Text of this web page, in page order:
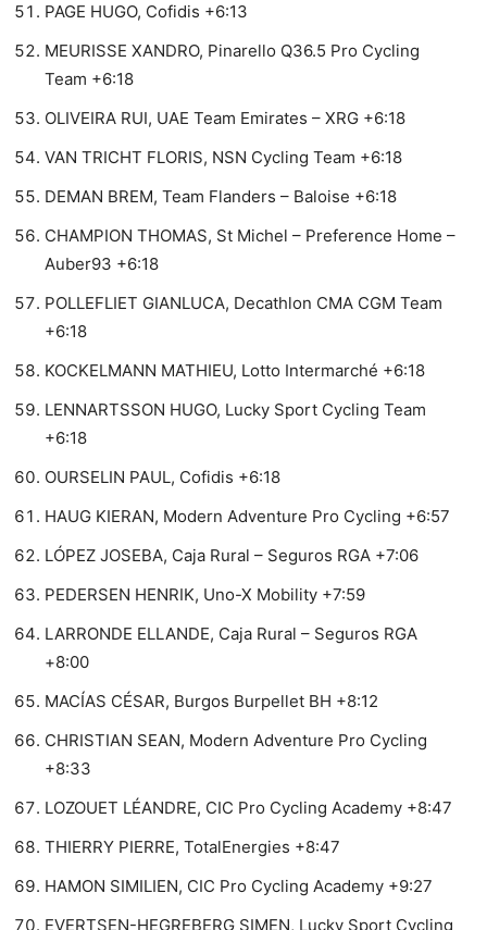
PAGE HUGO, Cofidis +6:13
MEURISSE XANDRO, Pinarello Q36.5 Pro Cycling
Team +6:18
OLIVEIRA RUI, UAE Team Emirates – XRG +6:18
VAN TRICHT FLORIS, NSN Cycling Team +6:18
DEMAN BREM, Team Flanders – Baloise +6:18
CHAMPION THOMAS, St Michel – Preference Home –
Auber93 +6:18
POLLEFLIET GIANLUCA, Decathlon CMA CGM Team
+6:18
KOCKELMANN MATHIEU, Lotto Intermarché +6:18
LENNARTSSON HUGO, Lucky Sport Cycling Team
+6:18
OURSELIN PAUL, Cofidis +6:18
HAUG KIERAN, Modern Adventure Pro Cycling +6:57
LÓPEZ JOSEBA, Caja Rural – Seguros RGA +7:06
PEDERSEN HENRIK, Uno-X Mobility +7:59
LARRONDE ELLANDE, Caja Rural – Seguros RGA
+8:00
MACÍAS CÉSAR, Burgos Burpellet BH +8:12
CHRISTIAN SEAN, Modern Adventure Pro Cycling
+8:33
LOZOUET LÉANDRE, CIC Pro Cycling Academy +8:47
THIERRY PIERRE, TotalEnergies +8:47
HAMON SIMILIEN, CIC Pro Cycling Academy +9:27
EVERTSEN-HEGREBERG SIMEN, Lucky Sport Cycling